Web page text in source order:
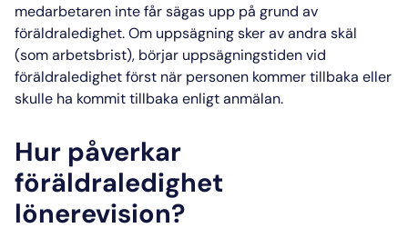
medarbetaren inte får sägas upp på grund av
föräldraledighet. Om uppsägning sker av andra skäl
(som arbetsbrist), börjar uppsägningstiden vid
föräldraledighetförst när personen kommer tillbaka eller
skulle ha kommit tillbaka enligt anmälan.
Hur påverkar
föräldraledighet
lönerevision?